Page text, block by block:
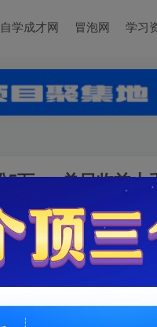
自学成才网 冒泡网 学习
万+，单日收益上
白用DeepSeek做养生号，一